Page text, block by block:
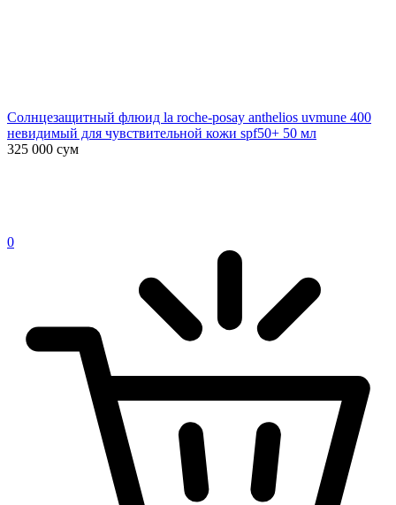
Солнцезащитный флюид la roche-posay anthelios uvmune 400
невидимый для чувствительной кожи spf50+ 50 мл
325 000 сум
0